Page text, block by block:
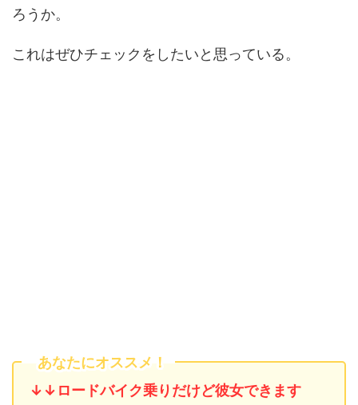
ろうか。
これはぜひチェックをしたいと思っている。
あなたにオススメ！
↓↓ロードバイク乗りだけど彼女できます